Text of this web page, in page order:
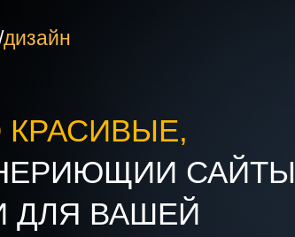
дизайн
САЙТЫ
ДЛЯ ВАШЕЙ